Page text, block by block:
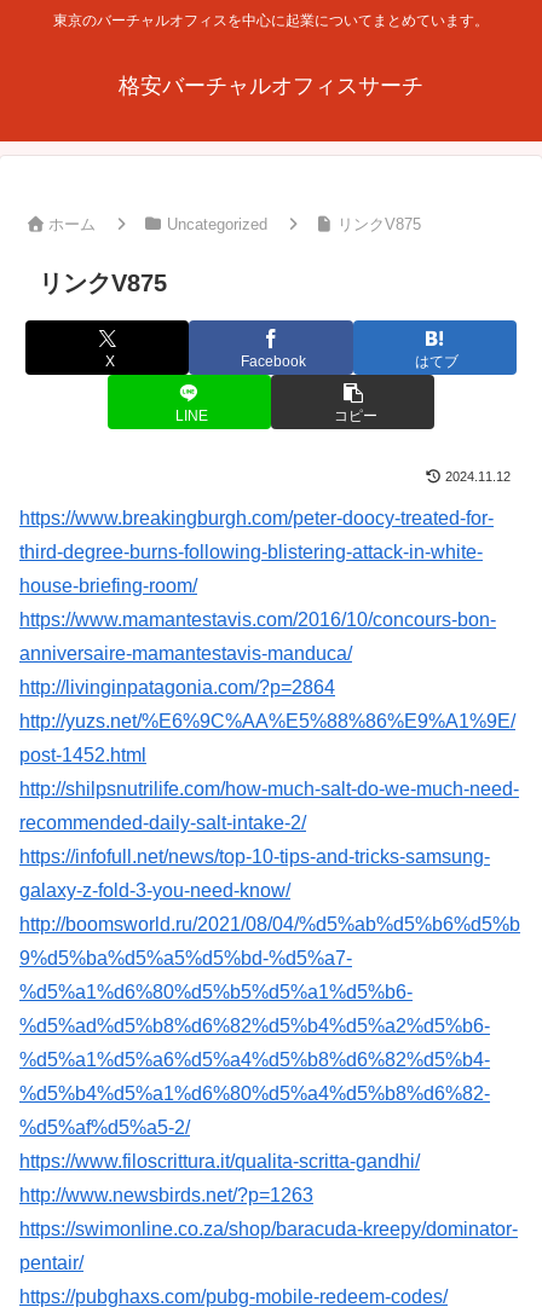
東京のバーチャルオフィスを中心に起業についてまとめています。
格安バーチャルオフィスサーチ
ホーム Uncategorized リンクV875
リンクV875
X Facebook はてブ
LINE コピー
2024.11.12
https://www.breakingburgh.com/peter-doocy-treated-for-
third-degree-burns-following-blistering-attack-in-white-
house-briefing-room/
https://www.mamantestavis.com/2016/10/concours-bon-
anniversaire-mamantestavis-manduca/
http://livinginpatagonia.com/?p=2864
http://yuzs.net/%E6%9C%AA%E5%88%86%E9%A1%9E/
post-1452.html
http://shilpsnutrilife.com/how-much-salt-do-we-much-need-
recommended-daily-salt-intake-2/
https://infofull.net/news/top-10-tips-and-tricks-samsung-
galaxy-z-fold-3-you-need-know/
http://boomsworld.ru/2021/08/04/%d5%ab%d5%b6%d5%b
9%d5%ba%d5%a5%d5%bd-%d5%a7-
%d5%a1%d6%80%d5%b5%d5%a1%d5%b6-
%d5%ad%d5%b8%d6%82%d5%b4%d5%a2%d5%b6-
%d5%a1%d5%a6%d5%a4%d5%b8%d6%82%d5%b4-
%d5%b4%d5%a1%d6%80%d5%a4%d5%b8%d6%82-
%d5%af%d5%a5-2/
https://www.filoscrittura.it/qualita-scritta-gandhi/
http://www.newsbirds.net/?p=1263
https://swimonline.co.za/shop/baracuda-kreepy/dominator-
pentair/
https://pubghaxs.com/pubg-mobile-redeem-codes/